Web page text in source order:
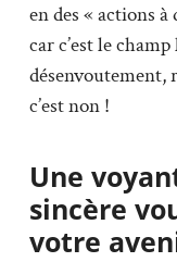
en des « actions à
car c’est le
désenvoutement,
c’est non !
Une
sincère
votre